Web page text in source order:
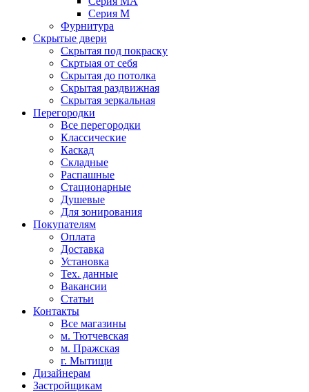
Серия M
Фурнитура
Скрытые двери
Скрытая под покраску
Скртыая от себя
Скрытая до потолка
Скрытая раздвижная
Скрытая зеркальная
Перегородки
Все перегородки
Классические
Каскад
Складные
Распашные
Стационарные
Душевые
Для зонирования
Покупателям
Оплата
Доставка
Установка
Тех. данные
Вакансии
Статьи
Контакты
Все магазины
м. Тютчевская
м. Пражская
г. Мытищи
Дизайнерам
Застройщикам